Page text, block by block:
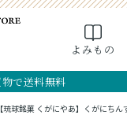
よみもの
で送料無料
検索
CART
【琉球銘菓 くがにやあ】くがにち